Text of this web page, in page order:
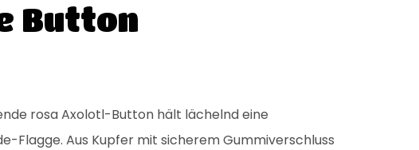
Button
rosa Axolotl-Button hält lächelnd eine
Flagge. Aus Kupfer mit sicherem Gummiverschluss